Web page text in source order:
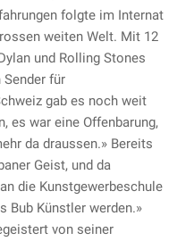
folgte im Internat
weiten Welt. Mit 12
und Rolling Stones
für
gab es noch weit
es war eine Offenbarung,
da draussen.» Bereits
Geist, und da
die Kunstgewerbeschule
Bub Künstler werden.»
von seiner